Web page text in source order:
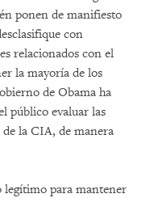
ponen de manifiesto
con
relacionados con el
la mayoría de los
de Obama ha
público evaluar las
la CIA, de manera
legítimo para mantener